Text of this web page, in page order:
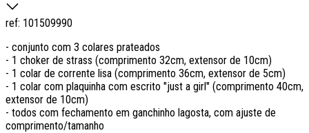
ref: 101509990
- conjunto com 3 colares prateados
- 1 choker de strass (comprimento 32cm, extensor de 10cm)
- 1 colar de corrente lisa (comprimento 36cm, extensor de 5cm)
- 1 colar com plaquinha com escrito "just a girl" (comprimento 40cm,
extensor de 10cm)
- todos com fechamento em ganchinho lagosta, com ajuste de
comprimento/tamanho